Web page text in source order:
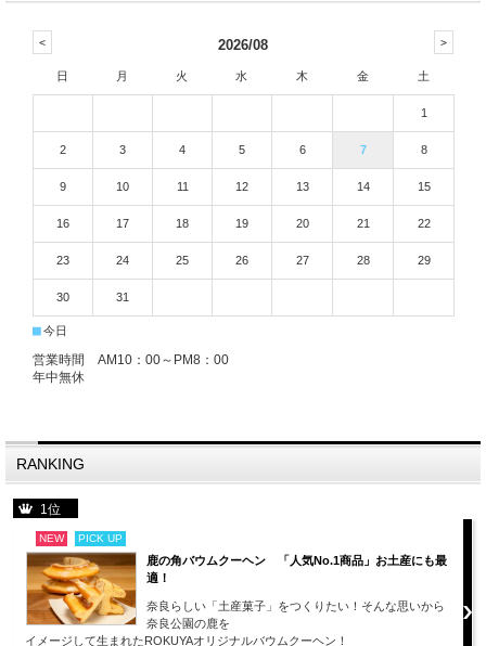
2026/08
日 月 火 水 木 金 土
1
2 3 4 5 6 7 8
9 10 11 12 13 14 15
16 17 18 19 20 21 22
23 24 25 26 27 28 29
30 31
■今日
営業時間 AM10：00～PM8：00
年中無休
RANKING
1位
NEW PICK UP
鹿の角バウムクーヘン 「人気No.1商品」お土産にも最
適！
奈良らしい「土産菓子」をつくりたい！そんな思いから
奈良公園の鹿を
イメージして生まれたROKUYAオリジナルバウムクーヘン！